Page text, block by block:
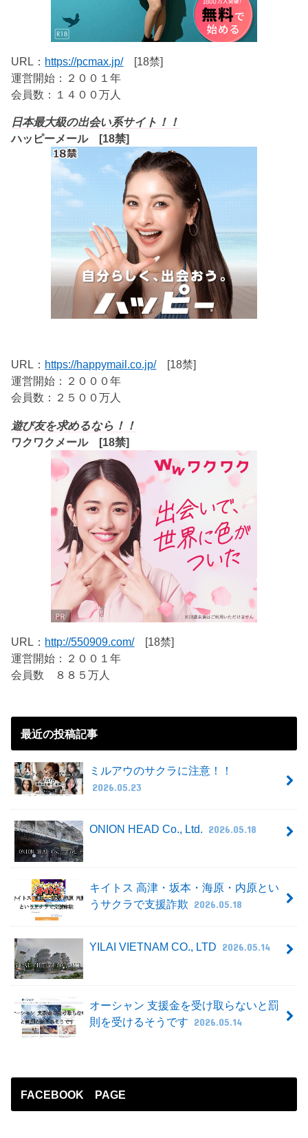
URL： https://pcmax.jp/[18禁]
運営開始：２００１年
会員数：１４００万人
日本最大級の出会い系サイト！！
ハッピーメール [18禁]
URL： https://happymail.co.jp/[18禁]
運営開始：２０００年
会員数：２５００万人
遊び友を求めるなら！！
ワクワクメール [18禁]
URL： http://550909.com/[18禁]
運営開始：２００１年
会員数 ８８５万人
最近の投稿記事
ミルアウのサクラに注意！！
2026.05.23
ONION HEAD Co., Ltd. 2026.05.18
キイトス 高津・坂本・海原・内原とい
うサクラで支援詐欺 2026.05.18
YILAI VIETNAM CO., LTD 2026.05.14
オーシャン 支援金を受け取らないと罰
則を受けるそうです 2026.05.14
FACEBOOK PAGE